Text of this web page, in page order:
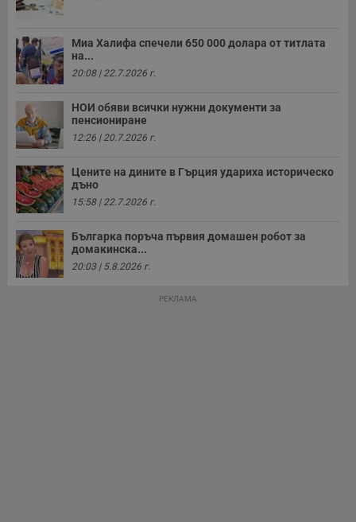
Миа Халифа спечели 650 000 долара от титлата
на...
20:08 | 22.7.2026 г.
НОИ обяви всички нужни документи за
пенсиониране
12:26 | 20.7.2026 г.
Цените на дините в Гърция удариха историческо
дъно
15:58 | 22.7.2026 г.
Българка поръча първия домашен робот за
домакинска...
20:03 | 5.8.2026 г.
РЕКЛАМА